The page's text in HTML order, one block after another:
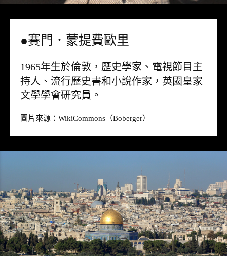
●賽門．蒙提費歐里
1965年生於倫敦，歷史學家、電視節目主
持人、流行歷史書和小說作家，英國皇家
文學學會研究員。
圖片來源： WikiCommons （Boberger）